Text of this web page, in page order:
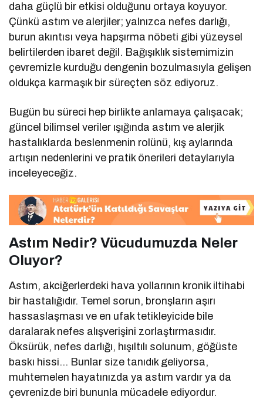
daha güçlü bir etkisi olduğunu ortaya koyuyor.
Çünkü astım ve alerjiler; yalnızca nefes darlığı,
burun akıntısı veya hapşırma nöbeti gibi yüzeysel
belirtilerden ibaret değil. Bağışıklık sistemimizin
çevremizle kurduğu dengenin bozulmasıyla gelişen
oldukça karmaşık bir süreçten söz ediyoruz.
Bugün bu süreci hep birlikte anlamaya çalışacak;
güncel bilimsel veriler ışığında astım ve alerjik
hastalıklarda beslenmenin rolünü, kış aylarında
artışın nedenlerini ve pratik önerileri detaylarıyla
inceleyeceğiz.
Astım Nedir? Vücudumuzda Neler
Oluyor?
Astım, akciğerlerdeki hava yollarının kronik iltihabi
bir hastalığıdır. Temel sorun, bronşların aşırı
hassaslaşması ve en ufak tetikleyicide bile
daralarak nefes alışverişini zorlaştırmasıdır.
Öksürük, nefes darlığı, hışıltılı solunum, göğüste
baskı hissi… Bunlar size tanıdık geliyorsa,
muhtemelen hayatınızda ya astım vardır ya da
çevrenizde biri bununla mücadele ediyordur.